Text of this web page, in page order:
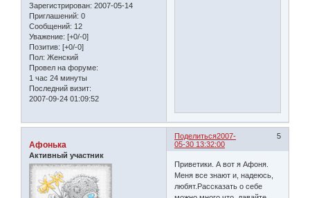
Зарегистрирован: 2007-05-14
Приглашений: 0
Сообщений: 12
Уважение: [+0/-0]
Позитив: [+0/-0]
Пол: Женский
Провел на форуме:
1 час 24 минуты
Последний визит:
2007-09-24 01:09:52
Поделиться 5
2007-
05-30 13:32:00
Афонька
Активный участник
Приветики. А вот я Афоня.
Меня все знают и, надеюсь,
любят.Рассказать о себе